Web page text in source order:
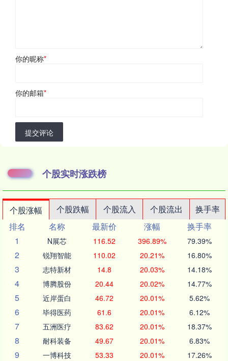
你的昵称*
你的邮箱*
提交评论
个股实时涨跌榜
个股涨幅 个股跌幅 个股流入 个股流出
换手率
排名
名称 最新价 涨幅
换手率
1
N展芯 116.52 396.89% 79.39%
2 锐翔智能 110.02 20.21% 16.80%
3 志特新材 14.8 20.03% 14.18%
4 博腾股份 20.44 20.02% 14.77%
5 近岸蛋白 46.72 20.01% 5.62%
6 毕得医药 61.6 20.01% 6.12%
7 五洲医疗 83.62 20.01% 18.37%
8 耐科装备 49.67 20.01% 6.83%
9 一博科技 53.33 20.01% 17.26%